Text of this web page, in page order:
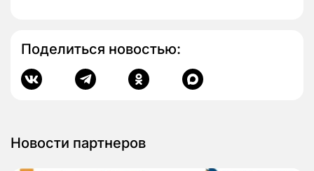
Поделиться новостью:
Новости партнеров